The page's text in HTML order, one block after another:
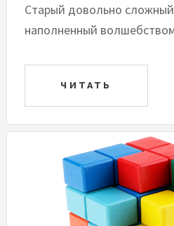
Старый довольно
наполненный
ЧИТАТЬ